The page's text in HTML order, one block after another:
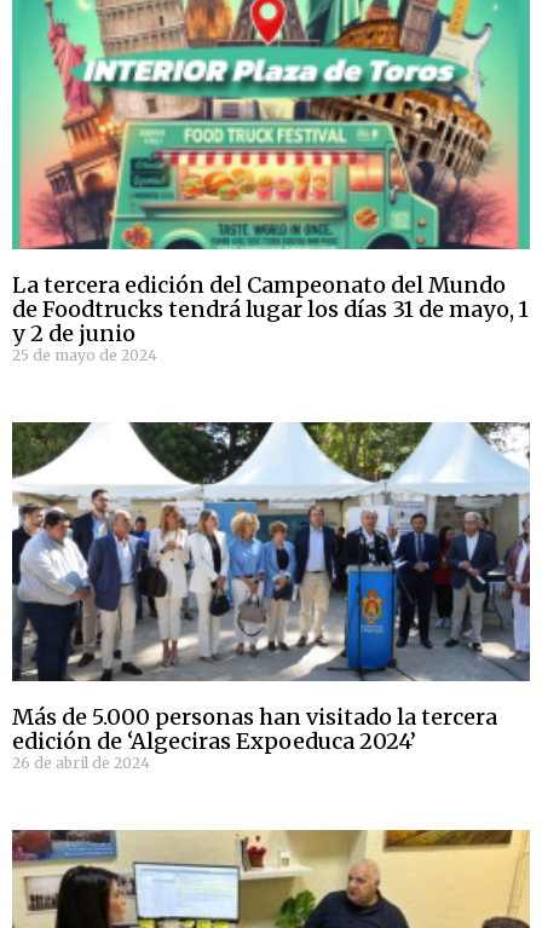
La tercera edición del Campeonato del Mundo
de Foodtrucks tendrá lugar los días 31 de mayo, 1
y 2 de junio
25 de mayo de 2024
Más de 5.000 personas han visitado la tercera
edición de ‘Algeciras Expoeduca 2024’
26 de abril de 2024